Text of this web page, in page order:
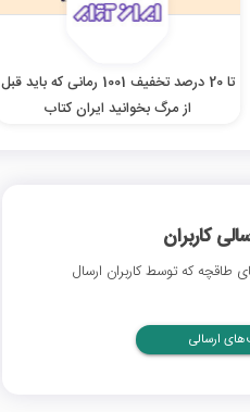
تا 20 درصد تخفیف 1001 رمانی که باید قبل
از مرگ بخوانید ایران کتاب
کاربران
که توسط کاربران ارسال
ارسالی